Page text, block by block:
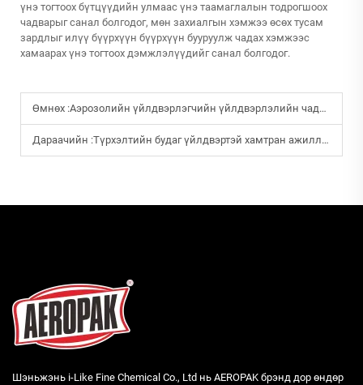
үнэ тогтоох бүтцүүдийн улмаас үнэ таамаглалын тодрогшоох
чадварыг санал болгодог, мөн захиалгын хэмжээ өсөх тусам
зардлыг илүү бүүрхүүн бүүрхүүн бууруулж чадах хэмжээс
хамаарах үнэ тогтоох дэмжлэлүүдийг санал болгодог.
Өмнөх :Аэрозолийн үйлдвэрлэгчийн үйлдвэрлэлийн чадавхийг хэрхэн үнэлэх вэ?
Дараачийн :Түрхэлтийн будаг үйлдвэртэй хамтран ажиллах үед анхаарах гол зүйлс юу вэ?
Шэньжэнь i-Like Fine Chemical Co., Ltd нь AEROPAK брэнд дор өндөр